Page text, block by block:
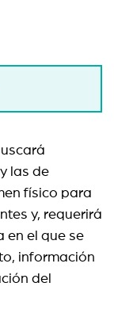
las de
físico para
y, requerirá
en el que se
información
del